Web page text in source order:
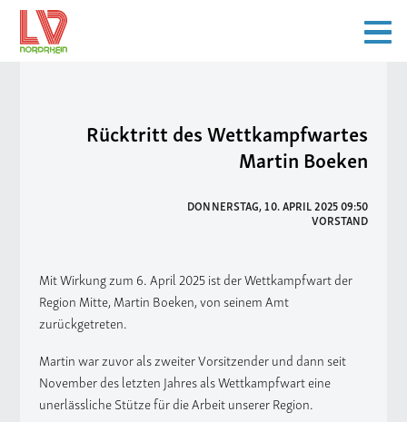
Rücktritt des Wettkampfwartes
Martin Boeken
DONNERSTAG, 10. APRIL 2025 09:50
VORSTAND
Mit Wirkung zum 6. April 2025 ist der Wettkampfwart der
Region Mitte, Martin Boeken, von seinem Amt
zurückgetreten.
Martin war zuvor als zweiter Vorsitzender und dann seit
November des letzten Jahres als Wettkampfwart eine
unerlässliche Stütze für die Arbeit unserer Region.